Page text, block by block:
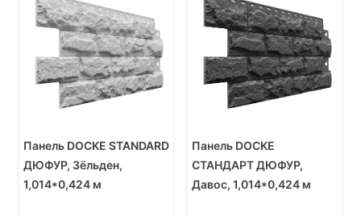
Панель DOCKE STANDARD
ДЮФУР, Зёльден,
1,014*0,424 м
Панель DOCKE
СТАНДАРТ ДЮФУР,
Давос, 1,014*0,424 м